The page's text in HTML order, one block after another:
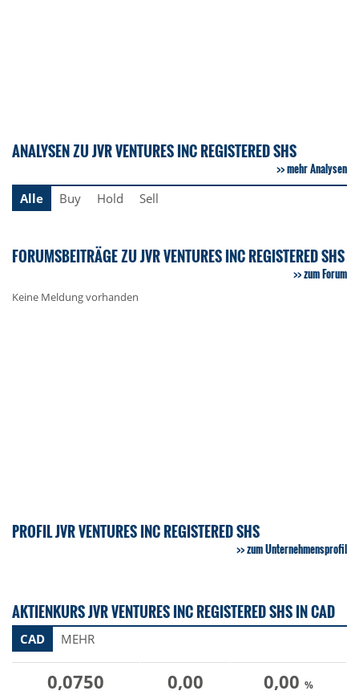
ANALYSEN ZU JVR VENTURES INC REGISTERED SHS
mehr Analysen
Alle
Buy Hold Sell
FORUMSBEITRÄGE ZU JVR VENTURES INC REGISTERED SHS
zum Forum
Keine Meldung vorhanden
PROFIL JVR VENTURES INC REGISTERED SHS
zum Unternehmensprofil
AKTIENKURS JVR VENTURES INC REGISTERED SHS IN CAD
CAD MEHR
0,0750 0,00 0,00 %